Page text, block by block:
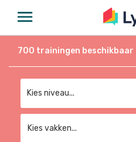
700 trainingen beschikbaar
Kies vakken...